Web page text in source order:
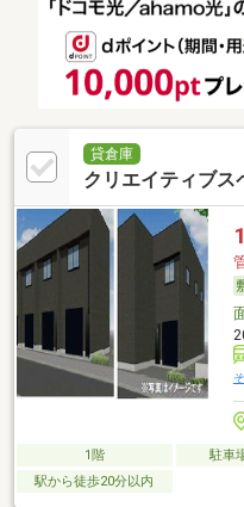
貸倉庫
クリエイティブス
1階 駐車
駅から徒歩20分以内